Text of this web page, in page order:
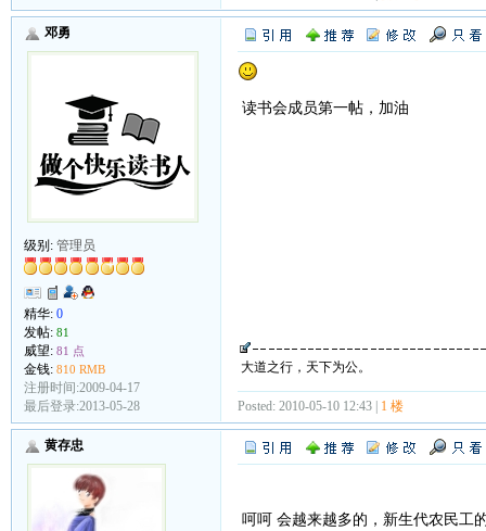
邓勇
级别: 管理员
精华: 0
发帖: 81
威望: 81 点
金钱: 810 RMB
注册时间:2009-04-17
最后登录:2013-05-28
读书会成员第一帖，加油
大道之行，天下为公。
Posted: 2010-05-10 12:43 | 1 楼
黄存忠
呵呵 会越来越多的，新生代农民工